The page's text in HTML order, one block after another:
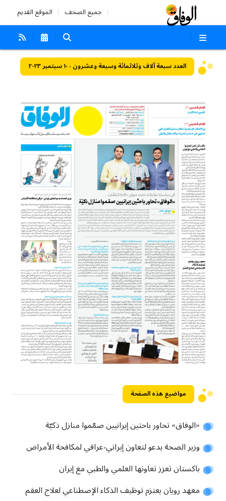
جميع الصحف الموقع القديم
العدد سبعة آلاف وثلاثمائة وسبعة وعشرون - ١٠ سبتمبر ٢٠٢٣
مواضيع هذه الصفحة
«الوفاق» تحاور باحثين إيرانيين صمّموا منازل ذكيّة
وزير الصحة يدعو لتعاون إيراني-عراقي لمكافحة الأمراض
باكستان تعزز تعاونها العلمي والطبي مع إيران
معهد رويان يعتزم توظيف الذكاء الإصطناعي لعلاج العقم